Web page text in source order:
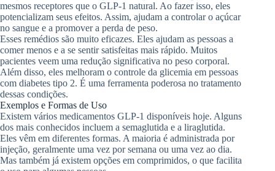
mesmos receptores que o GLP-1 natural. Ao fazer isso, eles
potencializam seus efeitos. Assim, ajudam a controlar o açúcar
no sangue e a promover a perda de peso.
Esses remédios são muito eficazes. Eles ajudam as pessoas a
comer menos e a se sentir satisfeitas mais rápido. Muitos
pacientes veem uma redução significativa no peso corporal.
Além disso, eles melhoram o controle da glicemia em pessoas
com diabetes tipo 2. É uma ferramenta poderosa no tratamento
dessas condições.
Exemplos e Formas de Uso
Existem vários medicamentos GLP-1 disponíveis hoje. Alguns
dos mais conhecidos incluem a semaglutida e a liraglutida.
Eles vêm em diferentes formas. A maioria é administrada por
injeção, geralmente uma vez por semana ou uma vez ao dia.
Mas também já existem opções em comprimidos, o que facilita